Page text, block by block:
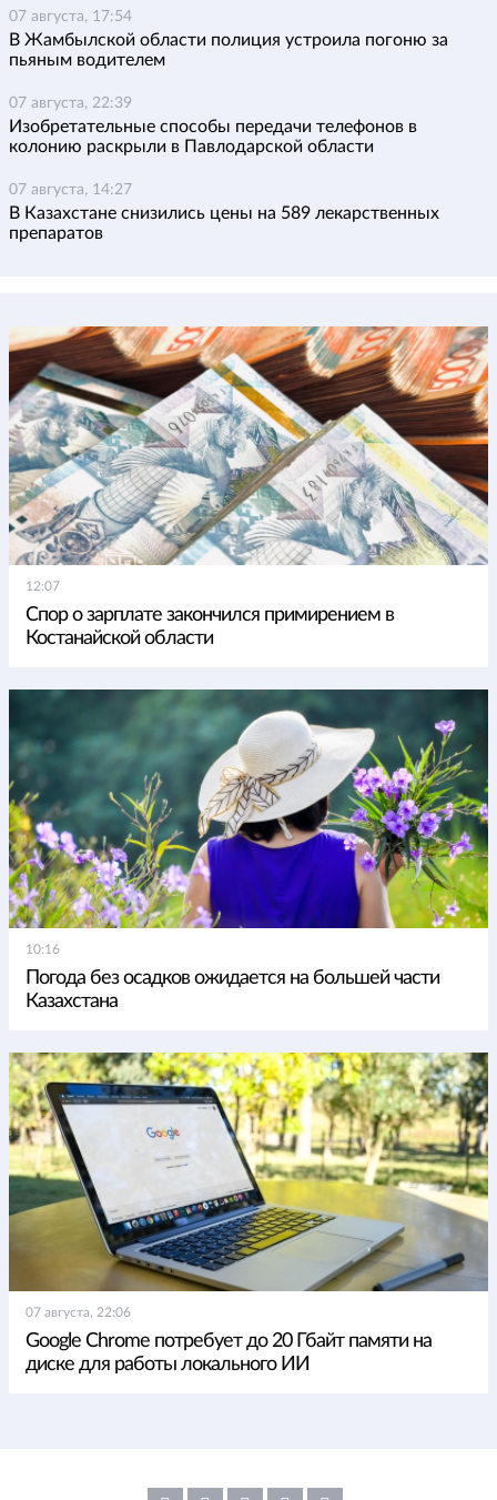
07 августа, 17:54
В Жамбылской области полиция устроила погоню за
пьяным водителем
07 августа, 22:39
Изобретательные способы передачи телефонов в
колонию раскрыли в Павлодарской области
07 августа, 14:27
В Казахстане снизились цены на 589 лекарственных
препаратов
12:07
Спор о зарплате закончился примирением в
Костанайской области
10:16
Погода без осадков ожидается на большей части
Казахстана
07 августа, 22:06
Google Chrome потребует до 20 Гбайт памяти на
диске для работы локального ИИ